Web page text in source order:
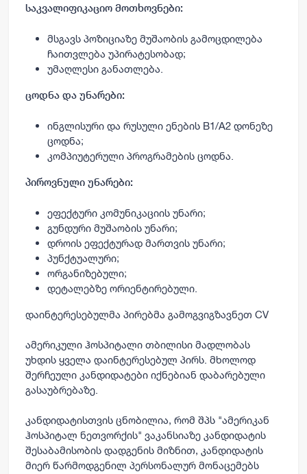
საკვალიფიკაციო მოთხოვნები:
მსგავს პოზიციაზე მუშაობის გამოცდილება
ჩაითვლება უპირატესობად;
უმაღლესი განათლება.
ცოდნა და უნარები:
ინგლისური და რუსული ენების B1/A2 დონეზე
ცოდნა;
კომპიუტერული პროგრამების ცოდნა.
პიროვნული უნარები:
ეფექტური კომუნიკაციის უნარი;
გუნდური მუშაობის უნარი;
დროის ეფექტურად მართვის უნარი;
პუნქტუალური;
ორგანიზებული;
დეტალებზე ორიენტირებული.
დაინტერესებულმა პირებმა გამოგვიგზავნეთ CV
ამერიკული ჰოსპიტალი თბილისი მადლობას
უხდის ყველა დაინტერესებულ პირს. მხოლოდ
შერჩეული კანდიდატები იქნებიან დაბარებული
გასაუბრებაზე.
კანდიდატისთვის ცნობილია, რომ შპს "ამერიკან
ჰოსპიტალ ნეთვორქის" ვაკანსიაზე კანდიდატის
შესაბამისობის დადგენის მიზნით, კანდიდატის
მიერ წარმოდგენილ პერსონალურ მონაცემებს